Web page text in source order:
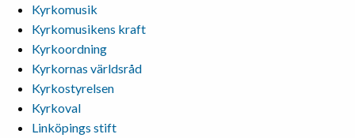
Kyrkomusik
Kyrkomusikens kraft
Kyrkoordning
Kyrkornas världsråd
Kyrkostyrelsen
Kyrkoval
Linköpings stift